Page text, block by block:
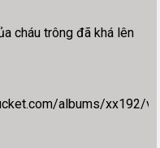
cháu trông đã khá lên
albums/xx192/